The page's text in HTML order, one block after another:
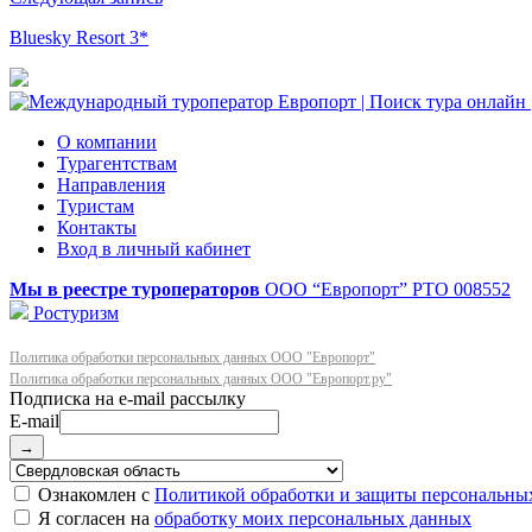
Bluesky Resort 3*
О компании
Турагентствам
Направления
Туристам
Контакты
Вход в личный кабинет
Мы в реестре туроператоров ООО “Европорт” РТО 008552
Ростуризм
Политика обработки персональных данных ООО "Европорт"
Политика обработки персональных данных ООО "Европорт.ру"
E-mail
→
Ознакомлен с Политикой обработки и защиты
Я согласен на обработку моих персональных данных